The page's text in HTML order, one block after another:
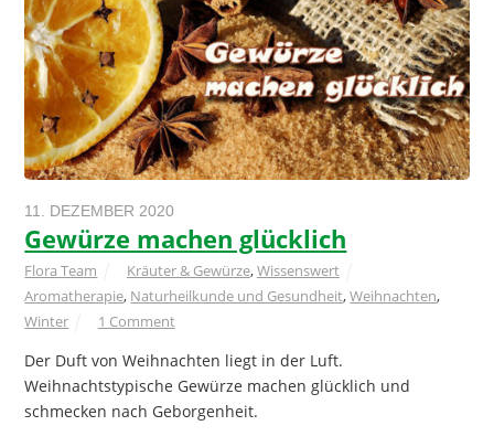
11. DEZEMBER 2020
Gewürze machen glücklich
Flora Team Kräuter & Gewürze,Wissenswert
Aromatherapie, Naturheilkunde und Gesundheit,Weihnachten,
Winter
1 Comment
Der Duft von Weihnachten liegt in der Luft.
Weihnachtstypische Gewürze machen glücklich und
schmecken nach Geborgenheit.